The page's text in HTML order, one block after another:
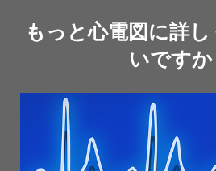
もっと心電図に詳
いですか